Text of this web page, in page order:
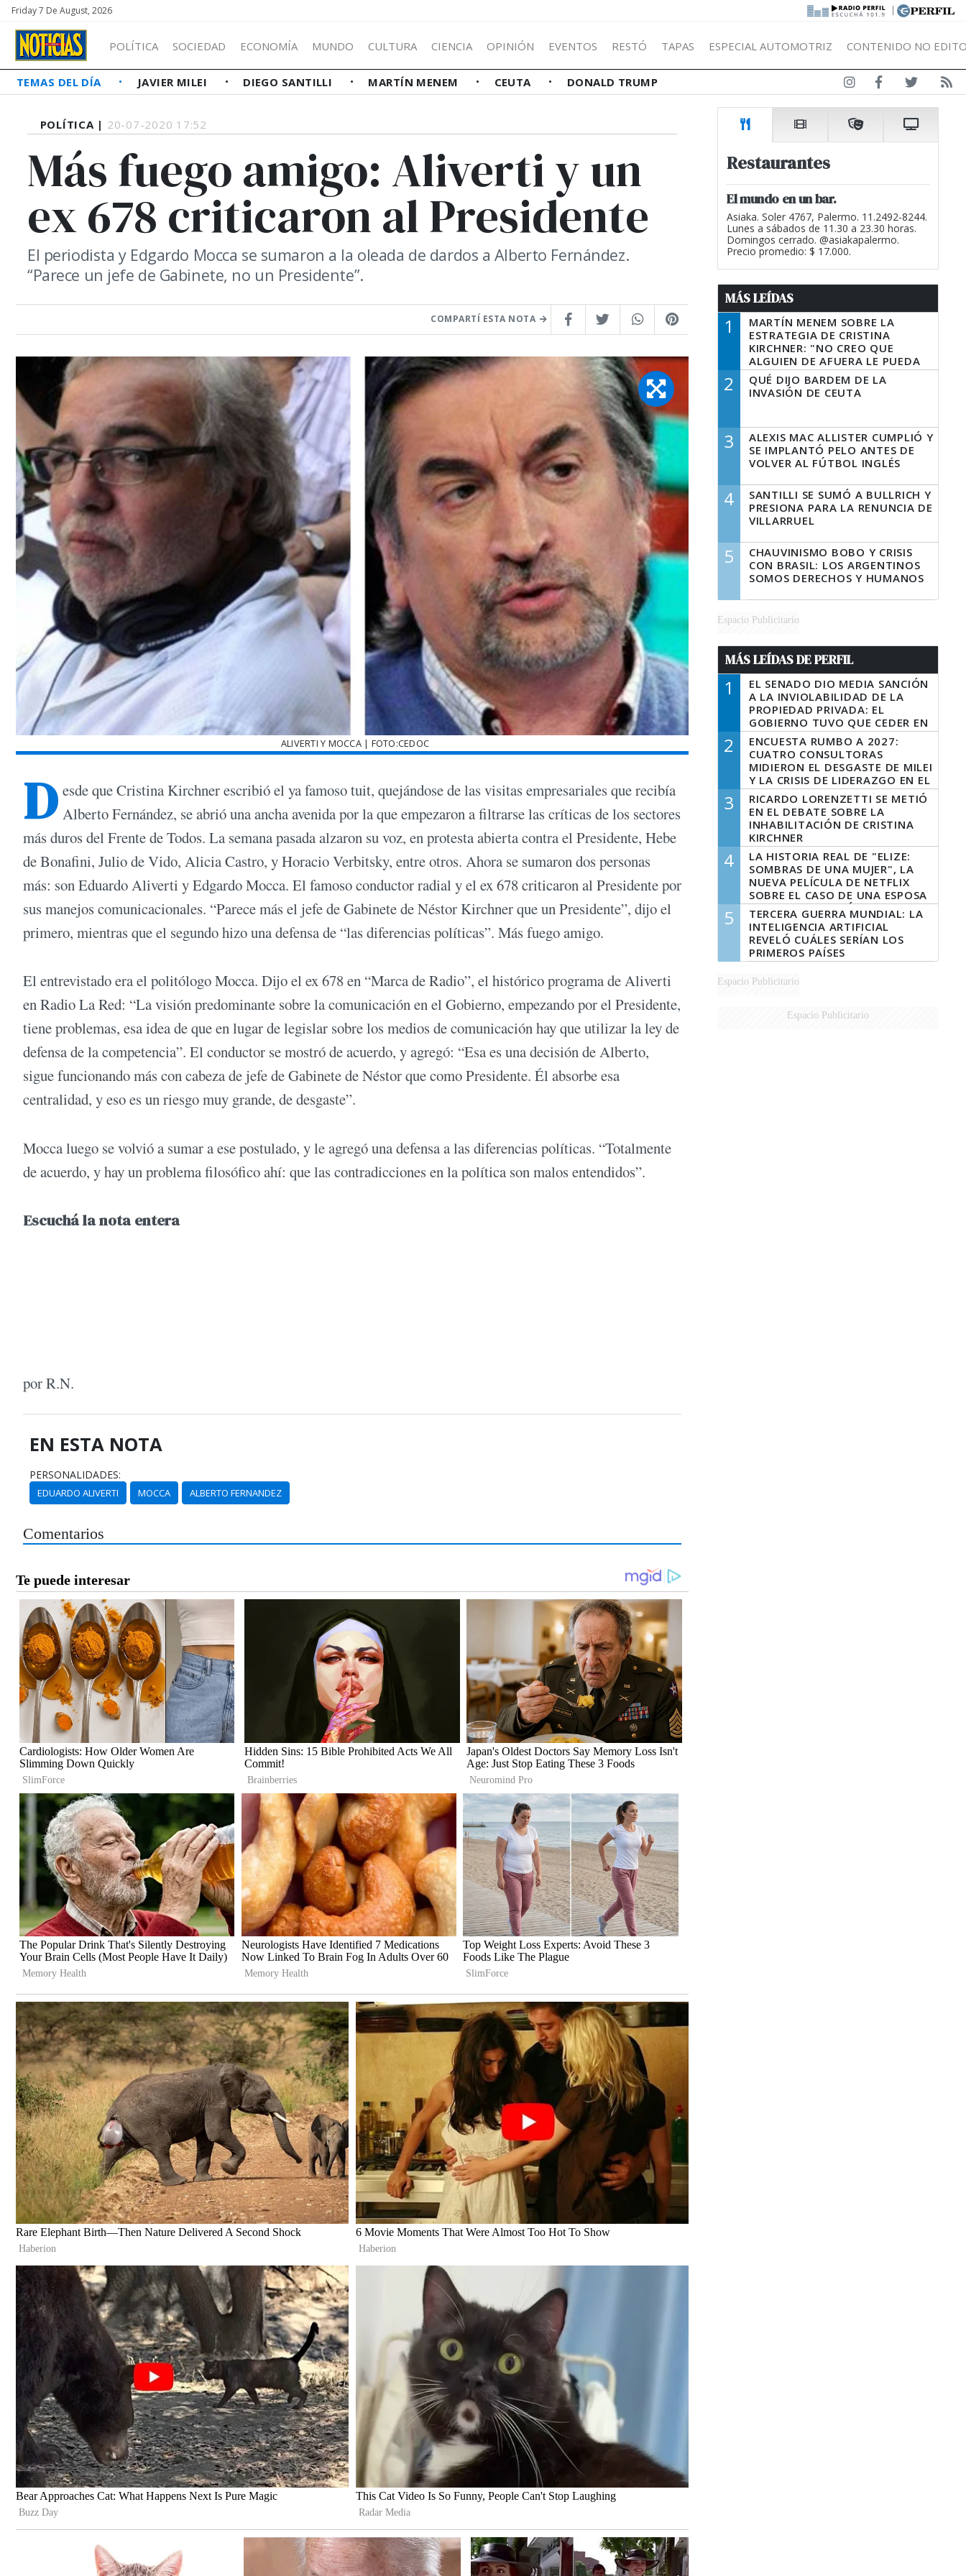
Friday 7 De August, 2026 |
POLÍTICA SOCIEDAD ECONOMÍA MUNDO CULTURA CIENCIA OPINIÓN EVENTOS RESTÓ TAPAS ESPECIAL AUTOMOTRIZ CONTENIDO NO
TEMAS DEL DÍA JAVIER MILEI DIEGO SANTILLI MARTÍN MENEM CEUTA DONALD TRUMP
POLÍTICA | 20-07-2020 17:52
Más fuego amigo: Aliverti y un
ex 678 criticaron al Presidente
El periodista y Edgardo Mocca se sumaron a la oleada de dardos a Alberto Fernández.
“Parece un jefe de Gabinete, no un Presidente”.
COMPARTÍ ESTA NOTA
ALIVERTI Y MOCCA | FOTO:CEDOC
D esde que Cristina Kirchner escribió el ya famoso tuit, quejándose de las visitas empresariales que recibía
Alberto Fernández, se abrió una ancha avenida por la que empezaron a filtrarse las críticas de los sectores
más duros del Frente de Todos. La semana pasada alzaron su voz, en protesta abierta contra el Presidente, Hebe
de Bonafini, Julio de Vido, Alicia Castro, y Horacio Verbitsky, entre otros. Ahora se sumaron dos personas
más: son Eduardo Aliverti y Edgardo Mocca. El famoso conductor radial y el ex 678 criticaron al Presidente por
sus manejos comunicacionales. “Parece más el jefe de Gabinete de Néstor Kirchner que un Presidente”, dijo el
primero, mientras que el segundo hizo una defensa de “las diferencias políticas”. Más fuego amigo.
El entrevistado era el politólogo Mocca. Dijo el ex 678 en “Marca de Radio”, el histórico programa de Aliverti
en Radio La Red: “La visión predominante sobre la comunicación en el Gobierno, empezando por el Presidente,
tiene problemas, esa idea de que en lugar de legislar sobre los medios de comunicación hay que utilizar la ley de
defensa de la competencia”. El conductor se mostró de acuerdo, y agregó: “Esa es una decisión de Alberto,
sigue funcionando más con cabeza de jefe de Gabinete de Néstor que como Presidente. Él absorbe esa
centralidad, y eso es un riesgo muy grande, de desgaste”.
Mocca luego se volvió a sumar a ese postulado, y le agregó una defensa a las diferencias políticas. “Totalmente
de acuerdo, y hay un problema filosófico ahí: que las contradicciones en la política son malos entendidos”.
Escuchá la nota entera
por R.N.
EN ESTA NOTA
PERSONALIDADES:
EDUARDO ALIVERTI MOCCA ALBERTO FERNANDEZ
Comentarios
Restaurantes
El mundo en un bar.
Asiaka. Soler 4767, Palermo. 11.2492-8244.
Lunes a sábados de 11.30 a 23.30 horas.
Domingos cerrado. @asiakapalermo.
Precio promedio: $ 17.000.
MÁS LEÍDAS
1
MARTÍN MENEM SOBRE LA
ESTRATEGIA DE CRISTINA
KIRCHNER: "NO CREO QUE
ALGUIEN DE AFUERA LE PUEDA
DECIR A LA JUSTICIA LO QUE
TIENE QUE HACER"
2
QUÉ DIJO BARDEM DE LA
INVASIÓN DE CEUTA
3
ALEXIS MAC ALLISTER CUMPLIÓ Y
SE IMPLANTÓ PELO ANTES DE
VOLVER AL FÚTBOL INGLÉS
4
SANTILLI SE SUMÓ A BULLRICH Y
PRESIONA PARA LA RENUNCIA DE
VILLARRUEL
5
CHAUVINISMO BOBO Y CRISIS
CON BRASIL: LOS ARGENTINOS
SOMOS DERECHOS Y HUMANOS
Espacio Publicitario
MÁS LEÍDAS DE PERFIL
1
EL SENADO DIO MEDIA SANCIÓN
A LA INVIOLABILIDAD DE LA
PROPIEDAD PRIVADA: EL
GOBIERNO TUVO QUE CEDER EN
LA LEY DEL MANEJO DEL FUEGO
2
ENCUESTA RUMBO A 2027:
CUATRO CONSULTORAS
MIDIERON EL DESGASTE DE MILEI
Y LA CRISIS DE LIDERAZGO EN EL
PERONISMO
3
RICARDO LORENZETTI SE METIÓ
EN EL DEBATE SOBRE LA
INHABILITACIÓN DE CRISTINA
KIRCHNER
4
LA HISTORIA REAL DE "ELIZE:
SOMBRAS DE UNA MUJER", LA
NUEVA PELÍCULA DE NETFLIX
SOBRE EL CASO DE UNA ESPOSA
QUE DESCUARTIZÓ A SU
MARIDO
5
TERCERA GUERRA MUNDIAL: LA
INTELIGENCIA ARTIFICIAL
REVELÓ CUÁLES SERÍAN LOS
PRIMEROS PAÍSES
LATINOAMERICANOS EN SER
DERROTADOS
Espacio Publicitario
Espacio Publicitario